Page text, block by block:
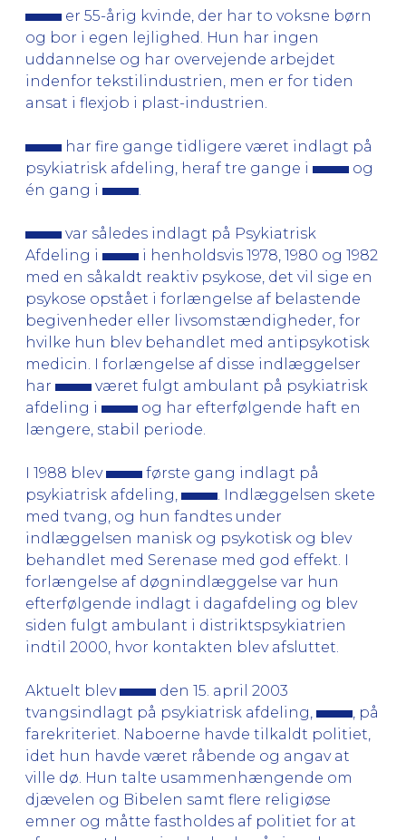
er 55-årig kvinde, der har to voksne børn
og bor i egen lejlighed. Hun har ingen
uddannelse og har overvejende arbejdet
indenfor tekstilindustrien, men er for tiden
ansat i flexjob i plast-industrien.
har fire gange tidligere været indlagt på
psykiatrisk afdeling, heraf tre gange i
og
én gang i
var således indlagt på Psykiatrisk
Afdeling i
i henholdsvis 1978, 1980 og 1982
med en såkaldt reaktiv psykose, det vil sige en
psykose opstået i forlængelse af belastende
begivenheder eller livsomstændigheder, for
hvilke hun blev behandlet med antipsykotisk
medicin. I forlængelse af disse indlæggelser
har
været fulgt ambulant på psykiatrisk
afdeling i
og har efterfølgende haft en
længere, stabil periode.
I 1988 blev
første gang indlagt på
psykiatrisk afdeling,
. Indlæggelsen skete
med tvang, og hun fandtes under
indlæggelsen manisk og psykotisk og blev
behandlet med Serenase med god effekt. I
forlængelse af døgnindlæggelse var hun
efterfølgende indlagt i dagafdeling og blev
siden fulgt ambulant i distriktspsykiatrien
indtil 2000, hvor kontakten blev afsluttet.
Aktuelt blev
den 15. april 2003
tvangsindlagt på psykiatrisk afdeling,
, på
farekriteriet. Naboerne havde tilkaldt politiet,
idet hun havde været råbende og angav at
ville dø. Hun talte usammenhængende om
djævelen og Bibelen samt flere religiøse
emner og måtte fastholdes af politiet for at